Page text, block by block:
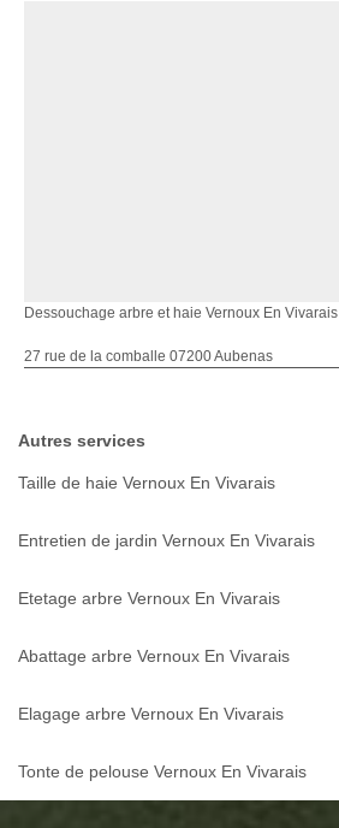
Dessouchage arbre et haie Vernoux En Vivarais
27 rue de la comballe 07200 Aubenas
Autres services
Taille de haie Vernoux En Vivarais
Entretien de jardin Vernoux En Vivarais
Etetage arbre Vernoux En Vivarais
Abattage arbre Vernoux En Vivarais
Elagage arbre Vernoux En Vivarais
Tonte de pelouse Vernoux En Vivarais